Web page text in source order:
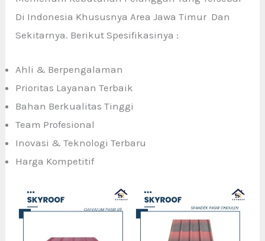
Di Indonesia Khususnya Area Jawa Timur Dan
Sekitarnya. Berikut Spesifikasinya :
Ahli & Berpengalaman
Prioritas Layanan Terbaik
Bahan Berkualitas Tinggi
Team Profesional
Inovasi & Teknologi Terbaru
Harga Kompetitif